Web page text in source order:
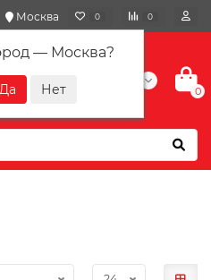
Москва
— Москва?
0 0
+7(901) 417-10-01
0